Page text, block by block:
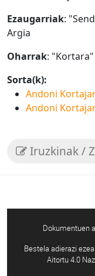
Ezaugarriak:
Argia
Oharrak:
Sorta(k):
Andoni
Andoni
Iruzkinak /
Dokumentuen
Bestela adierazi
Aitortu 4.0